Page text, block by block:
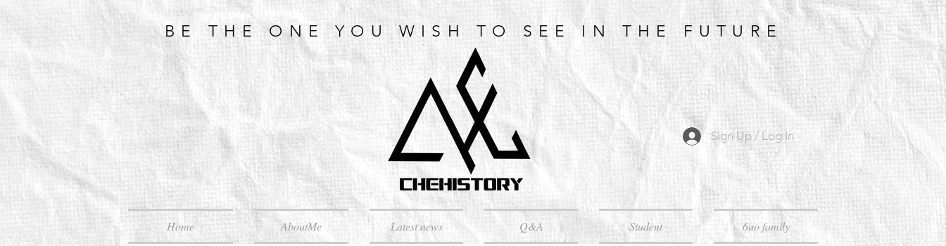
BE THE ONE YOU WISH TO SEE IN THE FUTURE
Sign Up / Log In
Home AboutMe Latest news Q&A Student 6uo family